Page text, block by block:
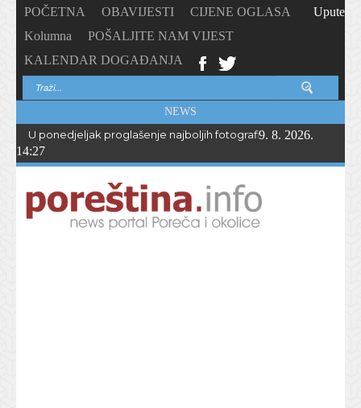
POČETNA OBAVIJESTI
CIJENE OGLASA
Kolumna
POŠALJITE NAM VIJEST
KALENDAR DOGAĐANJA
Upute
NEWS
U ponedjeljak proglašenje najboljih fotografija – PhotoCity2026
9. 8. 2026.
14:27